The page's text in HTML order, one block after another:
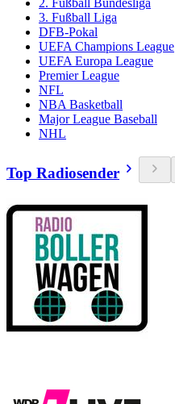
2. Fußball Bundesliga
3. Fußball Liga
DFB-Pokal
UEFA Champions League
UEFA Europa League
Premier League
NFL
NBA Basketball
Major League Baseball
NHL
Top Radiosender